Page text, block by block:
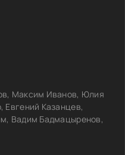
Максим Иванов, Юлия
Евгений Казанцев,
Вадим Бадмацыренов,